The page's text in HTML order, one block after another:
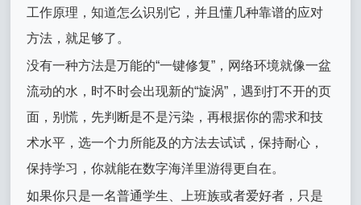
工作原理，知道怎么识别它，并且懂几种靠谱的应对
方法，就足够了。
没有一种方法是万能的“一键修复”，网络环境就像一盆
流动的水，时不时会出现新的“旋涡”，遇到打不开的页
面，别慌，先判断是不是污染，再根据你的需求和技
术水平，选一个力所能及的方法去试试，保持耐心，
保持学习，你就能在数字海洋里游得更自在。
如果你只是一名普通学生、上班族或者爱好者，只是